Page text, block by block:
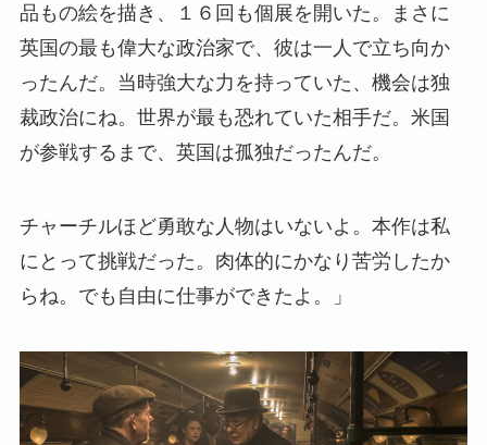
品もの絵を描き、１６回も個展を開いた。まさに
英国の最も偉大な政治家で、彼は一人で立ち向か
ったんだ。当時強大な力を持っていた、機会は独
裁政治にね。世界が最も恐れていた相手だ。米国
が参戦するまで、英国は孤独だったんだ。
チャーチルほど勇敢な人物はいないよ。本作は私
にとって挑戦だった。肉体的にかなり苦労したか
らね。でも自由に仕事ができたよ。」